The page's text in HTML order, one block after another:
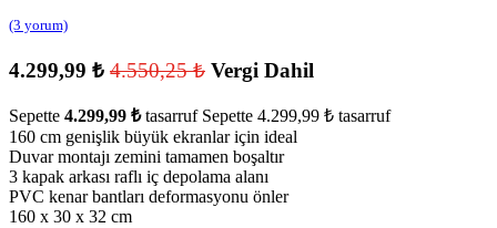
(3 yorum)
4.299,99 ₺ 4.550,25₺ Vergi Dahil
Sepette 4.299,99 ₺ tasarruf Sepette 4.299,99 ₺ tasarruf
160 cm genişlik büyük ekranlar için ideal
Duvar montajı zemini tamamen boşaltır
3 kapak arkası raflı iç depolama alanı
PVC kenar bantları deformasyonu önler
160 x 30 x 32 cm